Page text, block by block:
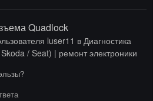
Quadlock
luser11 в Диагностика
/ Seat) | ремонт электроники